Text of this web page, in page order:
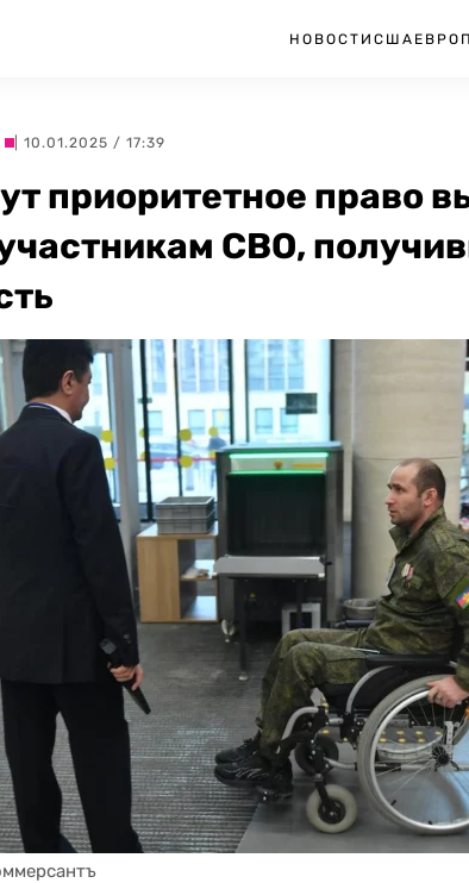
НОВОСТИ США
| 10.01.2025 / 17:39
приоритетное право
СВО,